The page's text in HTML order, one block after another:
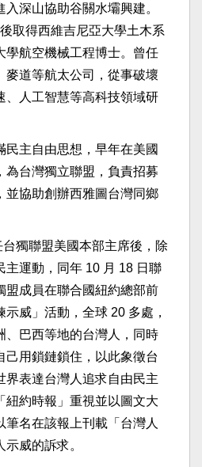
深山協助谷關水壩興建。
取得西維吉尼亞大學土木系
學航空機械工程博士。曾任
麥道等航太公司，從事破壞
、人工智慧等高科技領域研
民主自由思想，早年在美國
為台灣獨立聯盟，負責招募
並協助創辦西雅圖台灣同鄉
獨聯盟美國本部主席後，除
主運動，同年 10 月 18 日聯
盟成員在聯合國紐約總部前
威」活動，全球 20 多處，
、巴西等地的台灣人，同時
己用鎖鏈鎖住，以此象徵台
界表達台灣人追求自由民主
紐約時報」重視並以圖文大
名在該報上刊載「台灣人
威的訴求。